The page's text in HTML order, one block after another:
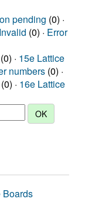
pending (0) ·
Invalid (0) · Error
(0) · 15e Lattice
numbers (0) ·
· 16e Lattice
Boards